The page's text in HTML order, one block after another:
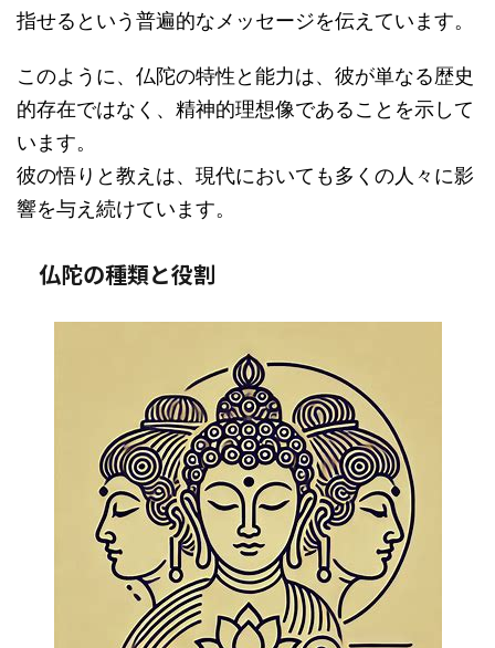
指せるという普遍的なメッセージを伝えています。
このように、仏陀の特性と能力は、彼が単なる歴史
的存在ではなく、精神的理想像であることを示して
います。
彼の悟りと教えは、現代においても多くの人々に影
響を与え続けています。
仏陀の種類と役割